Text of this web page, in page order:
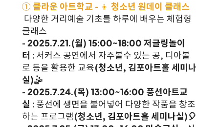
① 클라운 아트학교 - 👦 청소년 원데이 클래스
다양한 거리예술 기초를 하루에 배우는 체험형
클래스
- 2025.7.21.(월) 15:00~18:00 저글링놀이
터 : 서커스 공연에서 자주볼수 있는 공, 디아볼
로 등을 활용한 교육(청소년, 김포아트홀 세미나
실)🤹
- 2025.7.24.(목) 13:00~16:00 풍선아트교
실 : 풍선에 생면을 불어넣어 다양한 작품을 창조
하는 프로그램(청소년, 김포아트홀 세미나실)🎈